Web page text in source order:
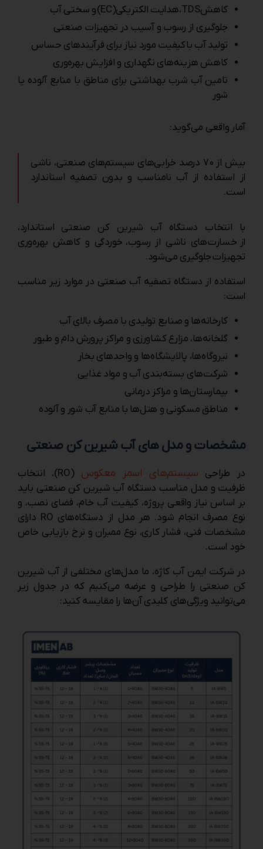
کاهش TDS، هدایت الکتریکی(EC) و سختی آب
جلوگیری از رسوب و آسیب در تجهیزات صنعتی
تولید آب باکیفیت مورد نیاز برای فرآیندهای حساس
کاهش هزینه‌های نگهداری و افزایش بهره‌وری
تامین آب شرب بهداشتی برای مناطق با منابع آلوده یا
شور
آمار واقعی می‌گوید:
بیش از ۷۰ درصد خرابی‌های سیستم‌های صنعتی، ناشی
از استفاده از آب نامناسب و بدون تصفیه استاندارد
است.
با انتخاب دستگاه آب شیرین کن صنعتی استاندارد،
از خسارت‌های ناشی از رسوب، خوردگی و کاهش بهره‌وری
تجهیزات جلوگیری می‌شود.
استفاده از دستگاه تصفیه آب صنعتی در موارد زیر مناسب
است:
کارخانه‌ها و صنایع تولیدی با مصرف بالای آب
گلخانه‌ها، مزارع کشاورزی و مراکز پرورش دام و طیور
نیروگاه‌ها، پالایشگاه‌ها و واحدهای بخار
شرکت‌های بسته‌بندی آب و مواد غذایی
بیمارستان‌ها و مراکز درمانی
مناطق مسکونی و هتل‌ها با منابع آب شور و آلوده
مشخصات و مدل های آب شیرین کن صنعتی
در طراحی سیستم‌های اسمز معکوس
(RO)، انتخاب
ظرفیت و مدل مناسب دستگاه آب شیرین کن صنعتی باید
بر اساس نیاز واقعی پروژه، کیفیت آب خام، فضای نصب، و
نوع مصرف انجام شود. هر مدل از دستگاه‌های RO دارای
مشخصات فنی، فشار کاری، نوع ممبران و نرخ بازیابی خاص
خود است.
در شرکت ایمن آب کاژه، ما مدل‌های مختلفی از آب شیرین
کن صنعتی را طراحی و عرضه می‌کنیم که در جدول زیر
می‌توانید ویژگی‌های کلیدی آن‌ها را مقایسه کنید: